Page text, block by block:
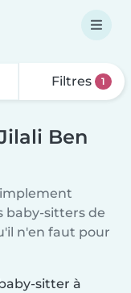
Filtres 1
Ben
baby-sitters de
n'en faut pour
sitter à